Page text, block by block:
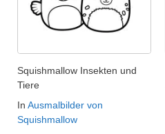
Squishmallow Insekten und
Tiere
In Ausmalbilder von
Squishmallow